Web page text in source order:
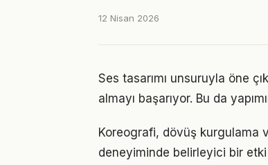
12 Nisan 2026
Ses tasarımı unsuruyla öne
almayı başarıyor. Bu da
Koreografi, dövüş kurgulama
deneyiminde belirleyici bir etki